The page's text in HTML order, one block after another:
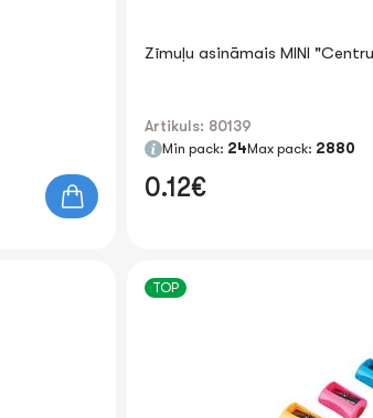
Zīmuļu asināmais MINI
Artikuls: 80139
Min pack: 24Max pack: 2880
0.12€
TOP